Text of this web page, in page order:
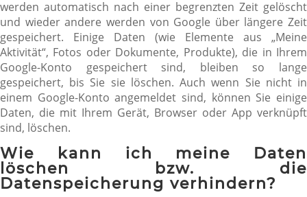
werden automatisch nach einer begrenzten Zeit gelöscht
und wieder andere werden von Google über längere Zeit
gespeichert. Einige Daten (wie Elemente aus „Meine
Aktivität“, Fotos oder Dokumente, Produkte), die in Ihrem
Google-Konto gespeichert sind, bleiben so lange
gespeichert, bis Sie sie löschen. Auch wenn Sie nicht in
einem Google-Konto angemeldet sind, können Sie einige
Daten, die mit Ihrem Gerät, Browser oder App verknüpft
sind, löschen.
Wie kann ich meine Daten
löschen bzw. die
Datenspeicherung verhindern?